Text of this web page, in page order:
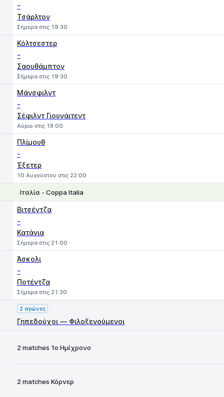
-
Τσάρλτον
Σήμερα στις 19:30
Κόλτσεστερ
-
Σαουθάμπτον
Σήμερα στις 19:30
Μάνσφιλντ
-
Σέφιλντ Γιουνάιτεντ
Αύριο στις 18:00
Πλίμουθ
-
Έξετερ
10 Αυγούστου στις 22:00
Ιταλία - Coppa Italia
Βιτσέντζα
-
Κατάνια
Σήμερα στις 21:00
Άσκολι
-
Ποτέντζα
Σήμερα στις 21:30
2 αγώνες
Γηπεδούχοι — Φιλοξενούμενοι
2 matches 1ο Ημίχρονο
2 matches Κόρνερ